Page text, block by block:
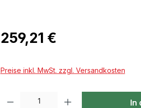
Regulärer Preis:
259,21 €
Preise inkl. MwSt. zzgl. Versandkosten
Produkt Anzahl: Gib den gewünschten
In